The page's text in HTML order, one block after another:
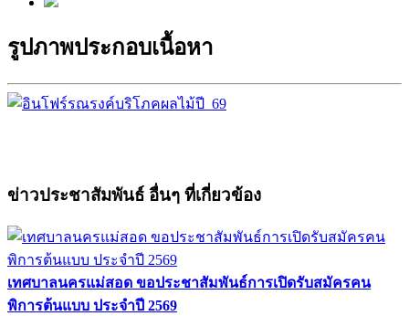
รูปภาพประกอบเนื้อหา
ข่าวประชาสัมพันธ์ อื่นๆ ที่เกี่ยวข้อง
เทศบาลนครแม่สอด ขอประชาสัมพันธ์การเปิดรับสมัครคน
พิการต้นแบบ ประจำปี 2569